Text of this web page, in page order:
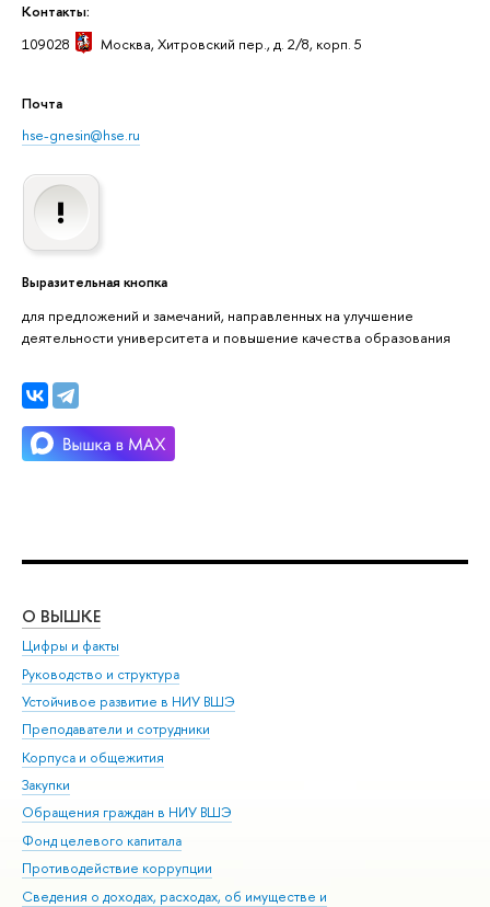
Контакты:
109028
Москва, Хитровский пер., д. 2/8, корп. 5
Почта
hse-gnesin@hse.ru
Выразительная кнопка
для предложений и замечаний, направленных на улучшение
деятельности университета и повышение качества образования
О ВЫШКЕ
Цифры и факты
Руководство и структура
Устойчивое развитие в НИУ ВШЭ
Преподаватели и сотрудники
Корпуса и общежития
Закупки
Обращения граждан в НИУ ВШЭ
Фонд целевого капитала
Противодействие коррупции
Сведения о доходах, расходах, об имуществе и